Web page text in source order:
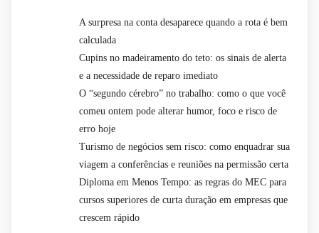
A surpresa na conta desaparece quando a rota é bem
calculada
Cupins no madeiramento do teto: os sinais de alerta
e a necessidade de reparo imediato
O “segundo cérebro” no trabalho: como o que você
comeu ontem pode alterar humor, foco e risco de
erro hoje
Turismo de negócios sem risco: como enquadrar sua
viagem a conferências e reuniões na permissão certa
Diploma em Menos Tempo: as regras do MEC para
cursos superiores de curta duração em empresas que
crescem rápido